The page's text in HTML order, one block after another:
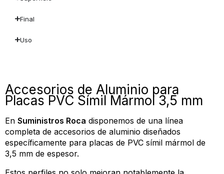
Final
Uso
Accesorios de Aluminio para
Placas PVC Símil Mármol 3,5 mm
En Suministros Roca disponemos de una línea
completa de accesorios de aluminio diseñados
específicamente para placas de PVC símil mármol de
3,5 mm de espesor.